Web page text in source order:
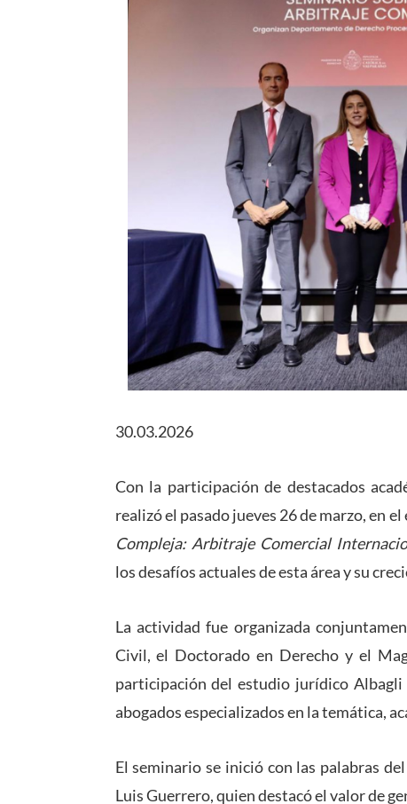
30.03.2026
Con la participación de destacados
realizó el pasado jueves 26 de marzo, en
Compleja: Arbitraje Comercial
los desafíos actuales de esta área y su
La actividad fue organizada
Civil, el Doctorado en Derecho y el
participación del estudio jurídico
abogados especializados en la temática,
El seminario se inició con las palabras
Luis Guerrero, quien destacó el valor de